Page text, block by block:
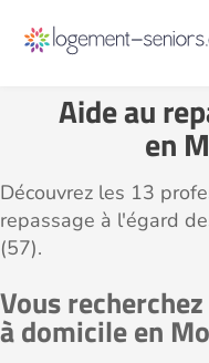
Aide au
en
Découvrez les 13
repassage à l'égard
(57).
Vous
à domicile en